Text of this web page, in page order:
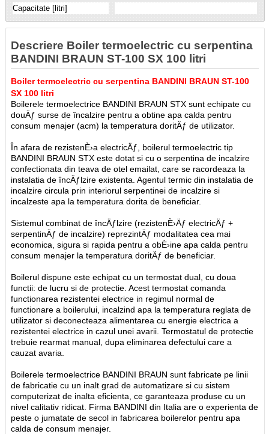
Capacitate [litri]
Descriere Boiler termoelectric cu serpentina
BANDINI BRAUN ST-100 SX 100 litri
Boiler termoelectric cu serpentina BANDINI BRAUN ST-100
SX 100 litri
Boilerele termoelectrice BANDINI BRAUN STX sunt echipate cu
douÄƒ surse de încalzire pentru a obtine apa calda pentru
consum menajer (acm) la temperatura doritÄƒ de utilizator.
În afara de rezistenÈ›a electricÄƒ, boilerul termoelectric tip
BANDINI BRAUN STX este dotat si cu o serpentina de incalzire
confectionata din teava de otel emailat, care se racordeaza la
instalatia de încÄƒlzire existenta. Agentul termic din instalatia de
incalzire circula prin interiorul serpentinei de incalzire si
incalzeste apa la temperatura dorita de beneficiar.
Sistemul combinat de încÄƒlzire (rezistenÈ›Äƒ electricÄƒ +
serpentinÄƒ de incalzire) reprezintÄƒ modalitatea cea mai
economica, sigura si rapida pentru a obÈ›ine apa calda pentru
consum menajer la temperatura doritÄƒ de beneficiar.
Boilerul dispune este echipat cu un termostat dual, cu doua
functii: de lucru si de protectie. Acest termostat comanda
functionarea rezistentei electrice in regimul normal de
functionare a boilerului, incalzind apa la temperatura reglata de
utilizator si deconecteaza alimentarea cu energie electrica a
rezistentei electrice in cazul unei avarii. Termostatul de protectie
trebuie rearmat manual, dupa eliminarea defectului care a
cauzat avaria.
Boilerele termoelectrice BANDINI BRAUN sunt fabricate pe linii
de fabricatie cu un inalt grad de automatizare si cu sistem
computerizat de inalta eficienta, ce garanteaza produse cu un
nivel calitativ ridicat. Firma BANDINI din Italia are o experienta de
peste o jumatate de secol in fabricarea boilerelor pentru apa
calda de consum menajer.